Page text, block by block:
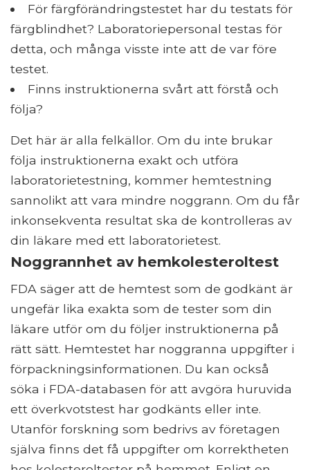
För färgförändringstestet har du testats för
färgblindhet? Laboratoriepersonal testas för
detta, och många visste inte att de var före
testet.
Finns instruktionerna svårt att förstå och
följa?
Det här är alla felkällor. Om du inte brukar
följa instruktionerna exakt och utföra
laboratorietestning, kommer hemtestning
sannolikt att vara mindre noggrann. Om du får
inkonsekventa resultat ska de kontrolleras av
din läkare med ett laboratorietest.
Noggrannhet av hemkolesteroltest
FDA säger att de hemtest som de godkänt är
ungefär lika exakta som de tester som din
läkare utför om du följer instruktionerna på
rätt sätt. Hemtestet har noggranna uppgifter i
förpackningsinformationen. Du kan också
söka i FDA-databasen för att avgöra huruvida
ett överkvotstest har godkänts eller inte.
Utanför forskning som bedrivs av företagen
själva finns det få uppgifter om korrektheten